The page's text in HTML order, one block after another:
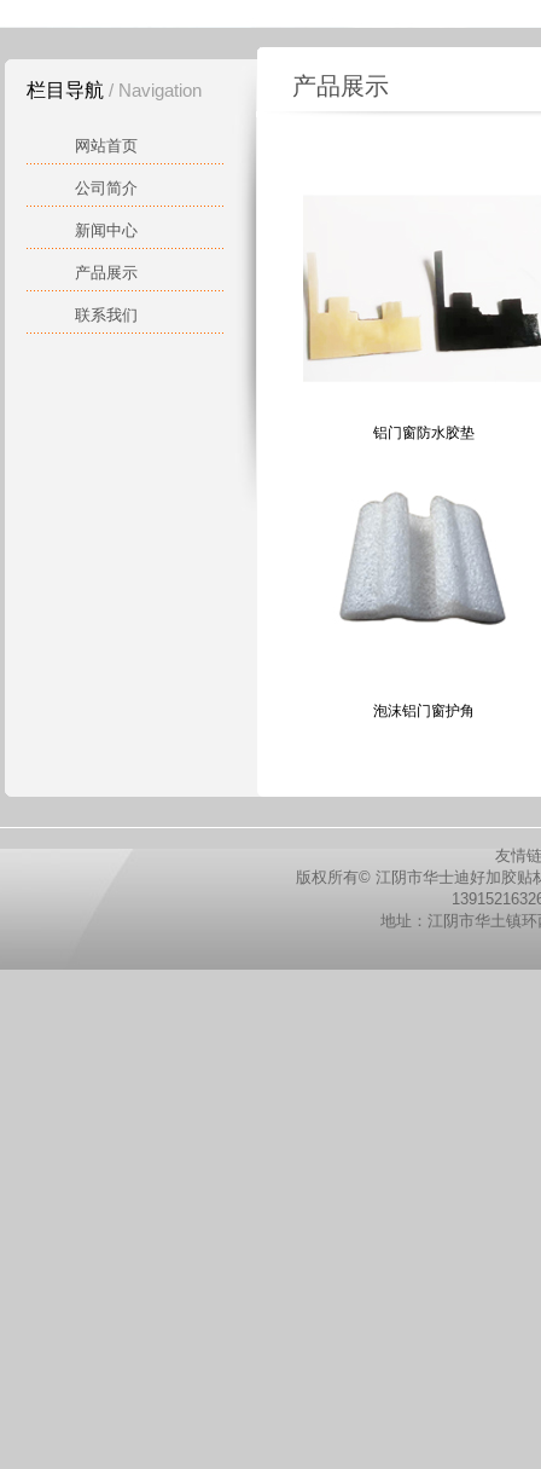
栏目导航 / Navigation
网站首页
公司简介
新闻中心
产品展示
联系我们
产品展示
铝门窗防水胶垫
泡沫铝门窗护角
友情
版权所有© 江阴市华士迪好加胶
地址：江阴市华土镇